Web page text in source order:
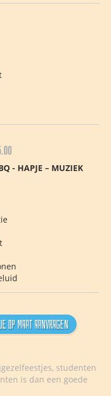
- HAPJE – MUZIEK
op maat aanvragen
studenten
is dan een goede